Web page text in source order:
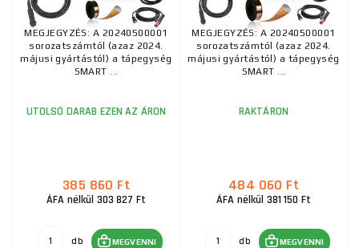
MEGJEGYZÉS: A 20240500001
sorozatszámtól (azaz 2024.
májusi gyártástól) a tápegység
SMART ...
UTOLSÓ DARAB EZEN AZ ÁRON
385 860 Ft
ÁFA nélkül 303 827 Ft
db MEGVENNI
MEGJEGYZÉS: A 20240500001
sorozatszámtól (azaz 2024.
májusi gyártástól) a tápegység
SMART ...
RAKTÁRON
484 060 Ft
ÁFA nélkül 381 150 Ft
db MEGVENNI